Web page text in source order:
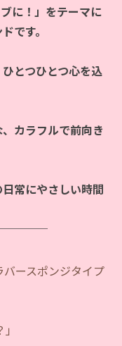
に！」をテーマに
です。
とつひとつ心を込
カラフルで前向き
常にやさしい時間
バースポンジタイプ